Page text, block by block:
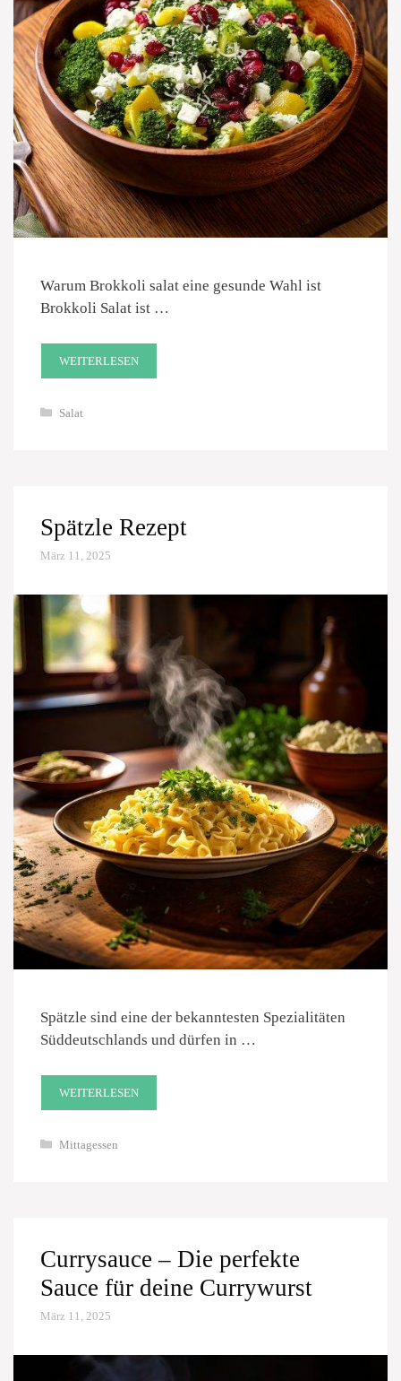
Warum Brokkoli salat eine gesunde Wahl ist
Brokkoli Salat ist …
WEITERLESEN
Kategorien
Salat
Spätzle Rezept
März 11, 2025
Spätzle sind eine der bekanntesten Spezialitäten
Süddeutschlands und dürfen in …
WEITERLESEN
Kategorien
Mittagessen
Currysauce – Die perfekte
Sauce für deine Currywurst
März 11, 2025